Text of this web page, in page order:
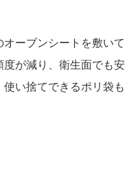
ーブンシートを敷いて
が減り、衛生面でも安
い捨てできるポリ袋も